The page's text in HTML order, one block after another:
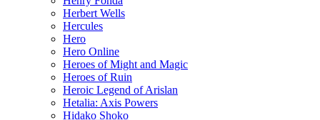
Herbert Wells
Hercules
Hero
Hero Online
Heroes of Might and Magic
Heroes of Ruin
Heroic Legend of Arislan
Hetalia: Axis Powers
Hidako Shoko